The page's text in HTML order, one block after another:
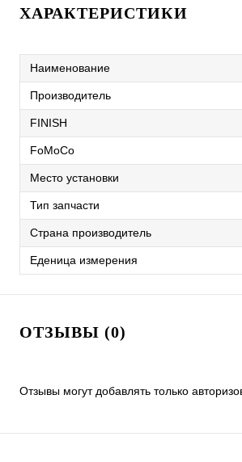
ХАРАКТЕРИСТИКИ
Наименование
Производитель
FINISH
FoMoCo
Место установки
Тип запчасти
Страна производитель
Еденица измерения
ОТЗЫВЫ (0)
Отзывы могут добавлять только